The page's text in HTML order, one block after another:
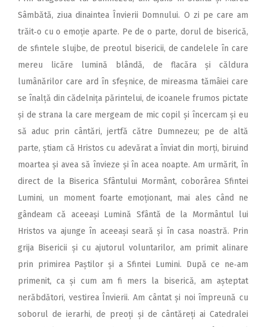
Sâmbătă, ziua dinaintea Învierii Domnului. O zi pe care am
trăit‑o cu o emoție aparte. Pe de o parte, dorul de biserică,
de sfintele slujbe, de preotul bisericii, de candelele în care
mereu licăre lumină blândă, de flacăra și căldura
lumânărilor care ard în sfeșnice, de mireasma tămâiei care
se înalță din cădelnița părintelui, de icoanele frumos pictate
și de strana la care mergeam de mic copil și încercam și eu
să aduc prin cântări, jertfă către Dumnezeu; pe de altă
parte, știam că Hristos cu adevărat a înviat din morți, biruind
moartea și avea să învieze și în acea noapte. Am urmărit, în
direct de la Biserica Sfântului Mormânt, coborârea Sfintei
Lumini, un moment foarte emoționant, mai ales când ne
gândeam că aceeași Lumină Sfântă de la Mormântul lui
Hristos va ajunge în aceeași seară și în casa noastră. Prin
grija Bisericii și cu ajutorul voluntarilor, am primit alinare
prin primirea Paștilor și a Sfintei Lumini. După ce ne‑am
primenit, ca și cum am fi mers la biserică, am așteptat
nerăbdători, vestirea Învierii. Am cântat și noi împreună cu
soborul de ierarhi, de preoți și de cântăreți ai Catedralei